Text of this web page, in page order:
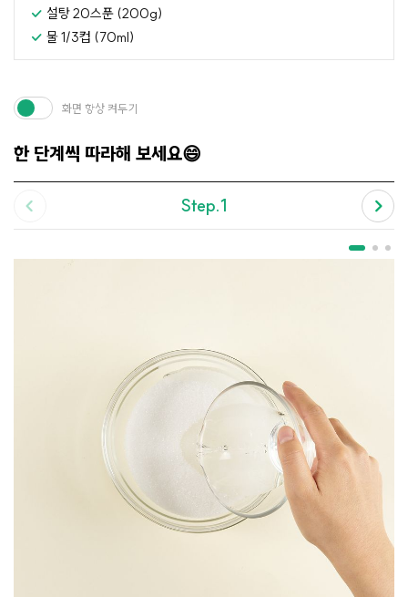
설탕 20스푼 (200g)
물 1/3컵 (70ml)
한 단계씩 따라해 보세요😄
화면 항상 켜두기
Step.1